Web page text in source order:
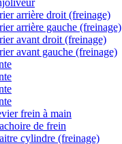
arrière droit (freinage)
arrière gauche (freinage)
avant droit (freinage)
avant gauche (freinage)
frein à main
de frein
cylindre (freinage)